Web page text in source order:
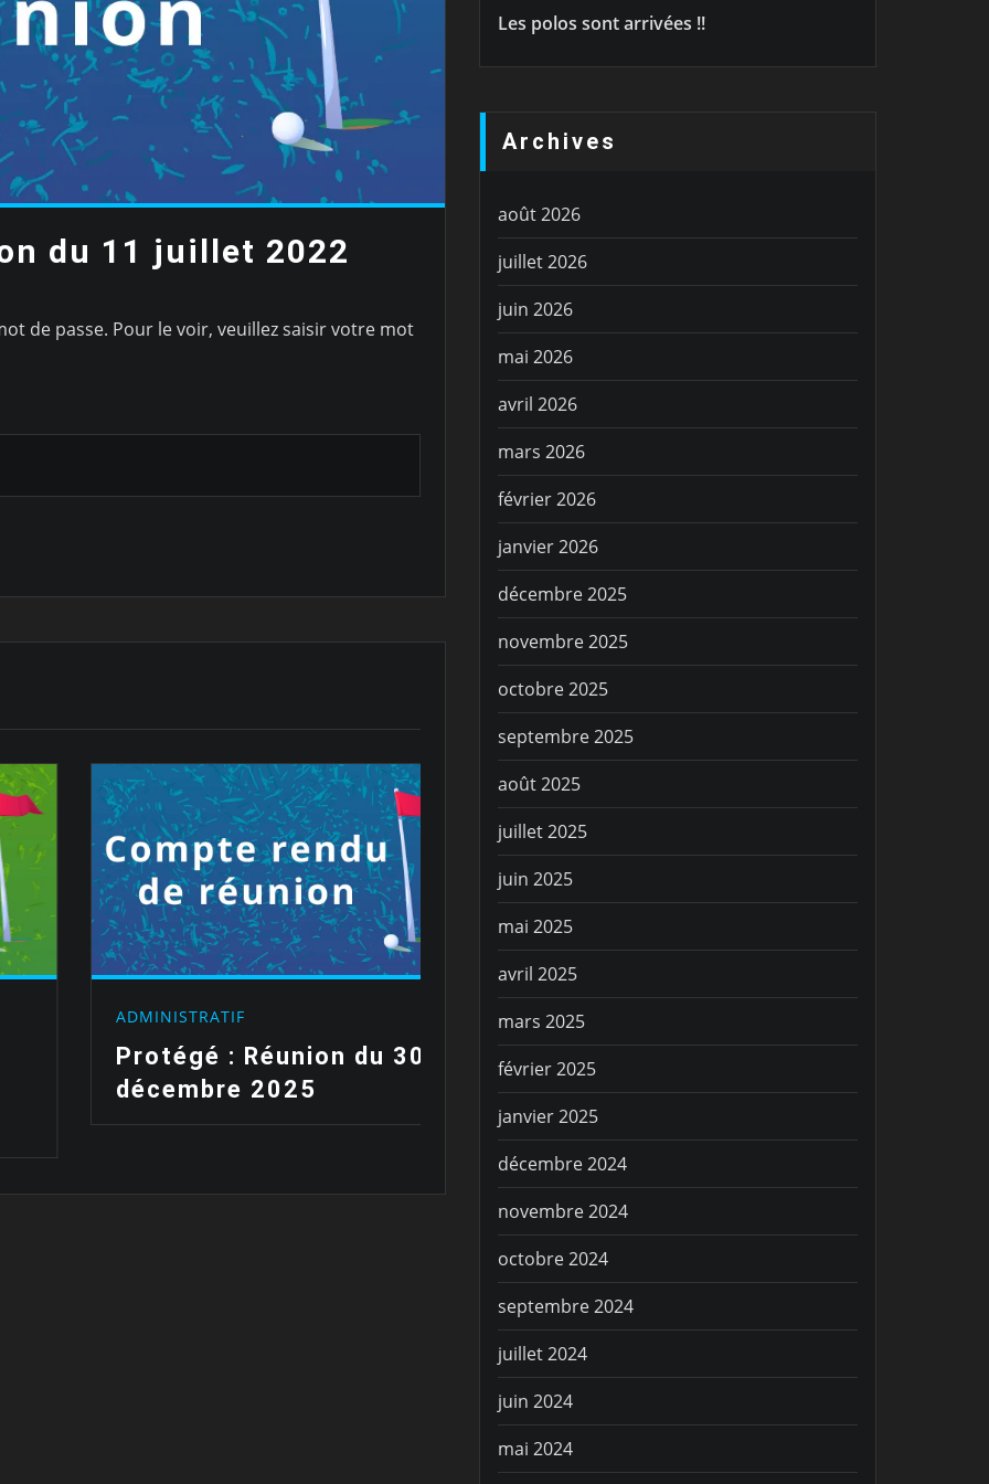
du 11 juillet 2022
de passe. Pour le voir, veuillez saisir votre mot
ADMINISTRATIF
Protégé : Réunion du 30
décembre 2025
ADMINISTRATIF
Protégé : Commission
Sportive du 15
décembre 2025
Les polos sont arrivées !!
Archives
août 2026
juillet 2026
juin 2026
mai 2026
avril 2026
mars 2026
février 2026
janvier 2026
décembre 2025
novembre 2025
octobre 2025
septembre 2025
août 2025
juillet 2025
juin 2025
mai 2025
avril 2025
mars 2025
février 2025
janvier 2025
décembre 2024
novembre 2024
octobre 2024
septembre 2024
juillet 2024
juin 2024
mai 2024